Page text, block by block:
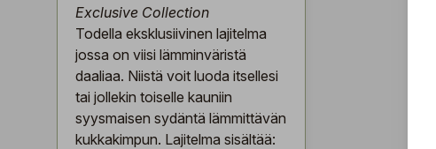
Exclusive Collection
Todella eksklusiivinen lajitelma
jossa on viisi lämminväristä
daaliaa. Niistä voit luoda itsellesi
tai jollekin toiselle kauniin
syysmaisen sydäntä lämmittävän
kukkakimpun. Lajitelma sisältää: